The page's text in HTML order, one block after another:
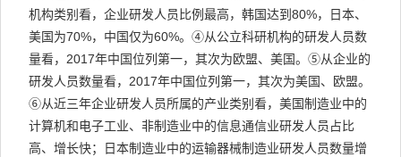
机构类别看，企业研发人员比例最高，韩国达到80%，日本、
美国为70%，中国仅为60%。④从公立科研机构的研发人员数
量看， 2017年中国位列第一，其次为欧盟、美国。⑤从企业的
研发人员数量看， 2017年中国位列第一，其次为美国、欧盟。
⑥从近三年企业研发人员所属的产业类别看，美国制造业中的
计算机和电子工业、非制造业中的信息通信业研发人员占比
高、增长快；日本制造业中的运输器械制造业研发人员数量增